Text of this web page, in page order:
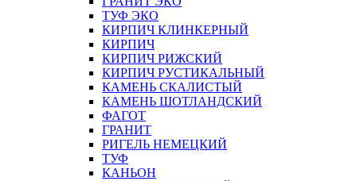
ТУФ ЭКО
КИРПИЧ КЛИНКЕРНЫЙ
КИРПИЧ
КИРПИЧ РИЖСКИЙ
КИРПИЧ РУСТИКАЛЬНЫЙ
КАМЕНЬ СКАЛИСТЫЙ
КАМЕНЬ ШОТЛАНДСКИЙ
ФАГОТ
ГРАНИТ
РИГЕЛЬ НЕМЕЦКИЙ
ТУФ
КАНЬОН